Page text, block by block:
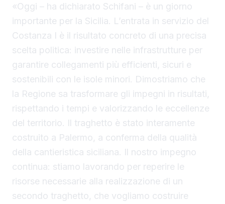
«Oggi – ha dichiarato Schifani – è un giorno
importante per la Sicilia. L’entrata in servizio del
Costanza I è il risultato concreto di una precisa
scelta politica: investire nelle infrastrutture per
garantire collegamenti più efficienti, sicuri e
sostenibili con le isole minori. Dimostriamo che
la Regione sa trasformare gli impegni in risultati,
rispettando i tempi e valorizzando le eccellenze
del territorio. Il traghetto è stato interamente
costruito a Palermo, a conferma della qualità
della cantieristica siciliana. Il nostro impegno
continua: stiamo lavorando per reperire le
risorse necessarie alla realizzazione di un
secondo traghetto, che vogliamo costruire